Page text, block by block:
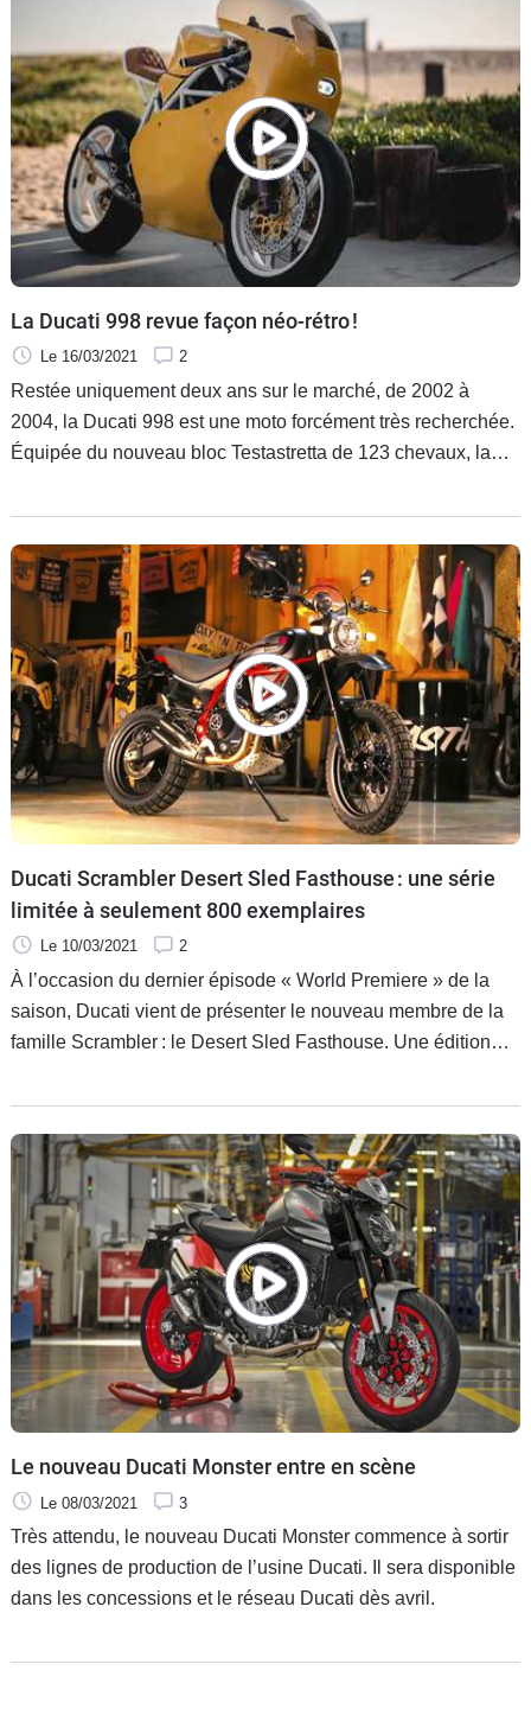
La Ducati 998 revue façon néo-rétro !
Le 16/03/2021 2
Restée uniquement deux ans sur le marché, de 2002 à
2004, la Ducati 998 est une moto forcément très recherchée.
Équipée du nouveau bloc Testastretta de 123 chevaux, la
travail d’UpCycle Motor Garage à travers un style néo-rétro
tout en élégance et en sobriété.
Ducati Scrambler Desert Sled Fasthouse : une série
limitée à seulement 800 exemplaires
Le 10/03/2021 2
À l’occasion du dernier épisode « World Premiere » de la
saison, Ducati vient de présenter le nouveau membre de la
famille Scrambler : le Desert Sled Fasthouse. Une édition
directement du Ducati Scrambler préparé par Fasthouse qui
a remporté la course Mint 400 l’année dernière. Une version
exclusive du Scrambler taillée pour briller sur les pistes de
terre.
Le nouveau Ducati Monster entre en scène
Le 08/03/2021 3
Très attendu, le nouveau Ducati Monster commence à sortir
des lignes de production de l’usine Ducati. Il sera disponible
dans les concessions et le réseau Ducati dès avril.